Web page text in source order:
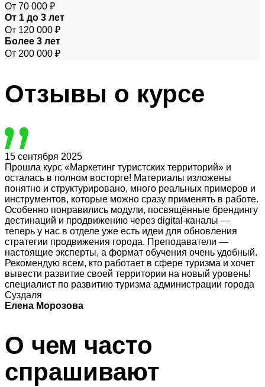
От 70 000 ₽
От 1 до 3 лет
От 120 000 ₽
Более 3 лет
От 200 000 ₽
Отзывы о курсе
15 сентября 2025
Прошла курс «Маркетинг туристских территорий» и
осталась в полном восторге! Материалы изложены
понятно и структурировано, много реальных примеров и
инструментов, которые можно сразу применять в работе.
Особенно понравились модули, посвящённые брендингу
дестинаций и продвижению через digital-каналы —
теперь у нас в отделе уже есть идеи для обновления
стратегии продвижения города. Преподаватели —
настоящие эксперты, а формат обучения очень удобный.
Рекомендую всем, кто работает в сфере туризма и хочет
вывести развитие своей территории на новый уровень!
специалист по развитию туризма администрации города
Суздаля
Елена Морозова
О чем часто
спрашивают